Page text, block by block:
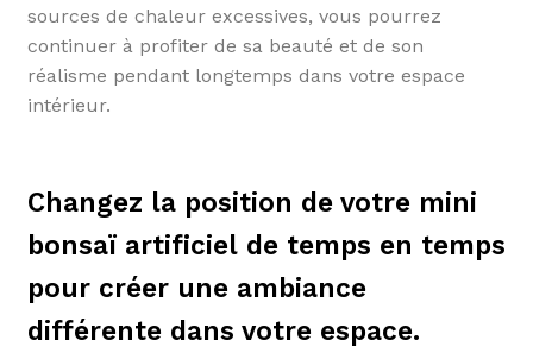
sources de chaleur excessives, vous pourrez
continuer à profiter de sa beauté et de son
réalisme pendant longtemps dans votre espace
intérieur.
Changez la position de votre mini
bonsaï artificiel de temps en temps
pour créer une ambiance
différente dans votre espace.